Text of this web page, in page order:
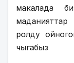
макалада
ролду
чыгабыз